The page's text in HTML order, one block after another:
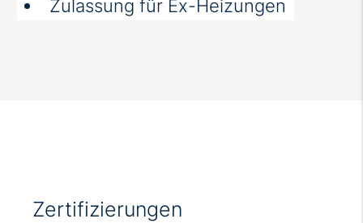
Zulassung für Ex-Heizungen
Zertifizierungen